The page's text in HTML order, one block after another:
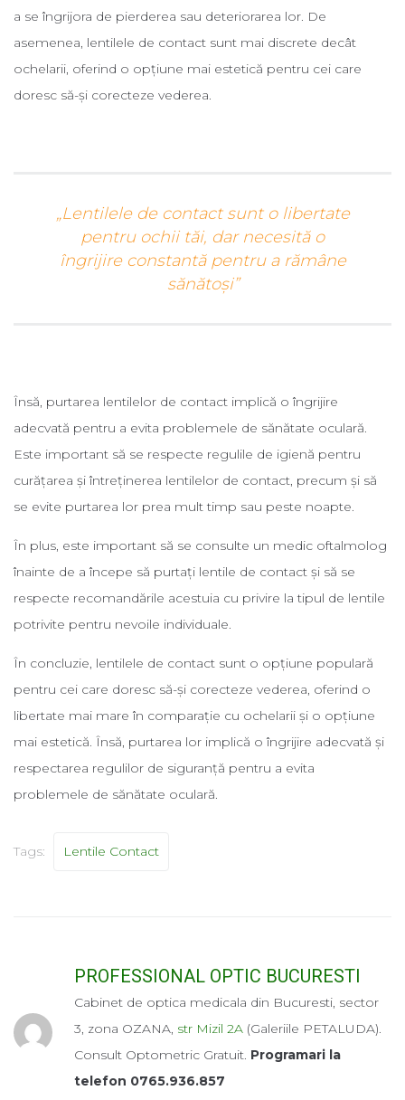
a se îngrijora de pierderea sau deteriorarea lor. De
asemenea, lentilele de contact sunt mai discrete decât
ochelarii, oferind o opțiune mai estetică pentru cei care
doresc să-și corecteze vederea.
„Lentilele de contact sunt o libertate
pentru ochii tăi, dar necesită o
îngrijire constantă pentru a rămâne
sănătoși”
Însă, purtarea lentilelor de contact implică o îngrijire
adecvată pentru a evita problemele de sănătate oculară.
Este important să se respecte regulile de igienă pentru
curățarea și întreținerea lentilelor de contact, precum și să
se evite purtarea lor prea mult timp sau peste noapte.
În plus, este important să se consulte un medic oftalmolog
înainte de a începe să purtați lentile de contact și să se
respecte recomandările acestuia cu privire la tipul de lentile
potrivite pentru nevoile individuale.
În concluzie, lentilele de contact sunt o opțiune populară
pentru cei care doresc să-și corecteze vederea, oferind o
libertate mai mare în comparație cu ochelarii și o opțiune
mai estetică. Însă, purtarea lor implică o îngrijire adecvată și
respectarea regulilor de siguranță pentru a evita
problemele de sănătate oculară.
Tags: Lentile Contact
PROFESSIONAL OPTIC BUCURESTI
Cabinet de optica medicala din Bucuresti, sector
3, zona OZANA, str Mizil 2A(Galeriile PETALUDA).
Consult Optometric Gratuit. Programari la
telefon 0765.936.857